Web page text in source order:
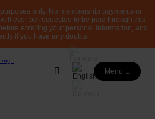
only. No membership payments or
ever be requested to be paid through this
entering your personal information, and
if you have any doubts.
Menu